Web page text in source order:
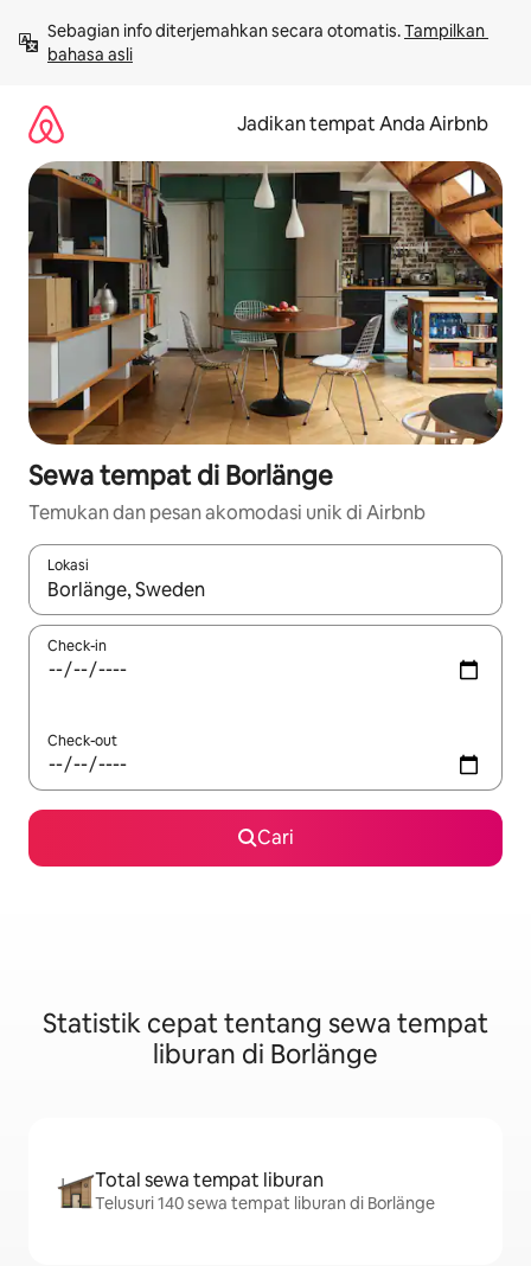
langsung
lihat
Sebagian info diterjemahkan secara otomatis. Tampilkan
bahasa asli
Jadikan tempat Anda Airbnb
Sewa tempat di Borlänge
Temukan dan pesan akomodasi unik di Airbnb
Lokasi
Jika hasil yang dicari tersedia, telusuri dengan tombol panah
Check-in
Check-out
Cari
Statistik cepat tentang sewa tempat
liburan di Borlänge
Total sewa tempat liburan
Telusuri 140 sewa tempat liburan di Borlänge